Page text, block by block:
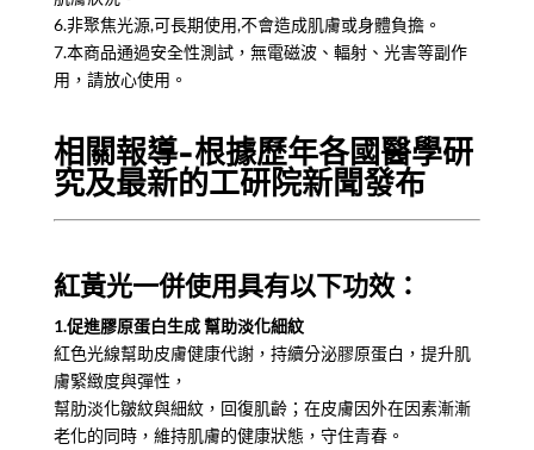
6.非聚焦光源,可長期使用,不會造成肌膚或身體負擔。
7.本商品通過安全性測試，無電磁波、輻射、光害等副作
用，請放心使用。
相關報導-根據歷年各國醫學研
究及最新的工研院新聞發布
紅黃光一併使用具有以下功效：
1.促進膠原蛋白生成 幫助淡化細紋
紅色光線幫助皮膚健康代謝，持續分泌膠原蛋白，提升肌
膚緊緻度與彈性，
幫肋淡化皺紋與細紋，回復肌齡；在皮膚因外在因素漸漸
老化的同時，維持肌膚的健康狀態，守住青春。